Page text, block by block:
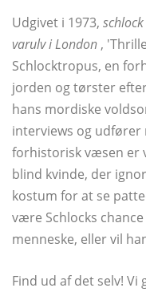
Udgivet i 1973, schlock
varulv i London ,
Schlocktropus, en
jorden og tørster
hans mordiske
interviews og udfører
forhistorisk væsen er
blind kvinde, der
kostum for at se
være Schlocks
menneske, eller vil
Find ud af det selv!